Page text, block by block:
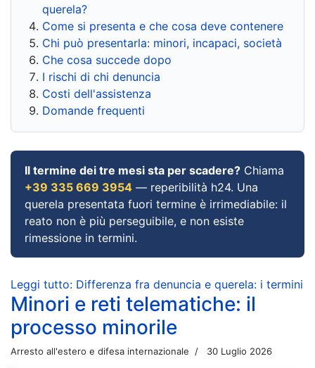
querela?
Come si presenta e che cosa deve contenere
Chi può presentarla: minori, incapaci, società
Che cosa succede dopo
I rischi di chi denuncia
Costi dell'assistenza
Domande frequenti
Il termine dei tre mesi sta per scadere? Chiama
+39 335 669 3954 — reperibilità h24. Una
querela presentata fuori termine è irrimediabile: il
reato non è più perseguibile, e non esiste
rimessione in termini.
Leggi tutto: Differenza fra denuncia e querela: i termini
Minori e reti telematiche: il
processo minorile
Arresto all'estero e difesa internazionale 30 Luglio 2026